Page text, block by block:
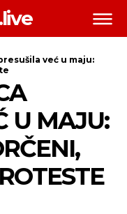
već u maju:
U MAJU: